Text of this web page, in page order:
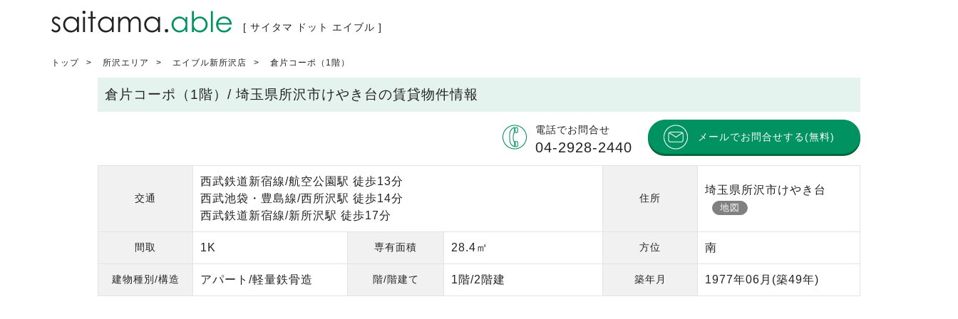
[ サイタマ ドット エイブル ]
トップ 所沢エリア エイブル新所沢店 倉片コーポ（1階）
倉片コーポ（1階）/ 埼玉県所沢市けやき台の賃貸物件情報
電話でお問合せ
04-2928-2440
メールでお問合せする(無料)
交通
西武鉄道新宿線/航空公園駅 徒歩13分
西武池袋・豊島線/西所沢駅 徒歩14分
西武鉄道新宿線/新所沢駅 徒歩17分
住所
埼玉県所沢市けやき台
地図
間取 1K 専有面積 28.4㎡ 方位 南
建物種別/構造 アパート/軽量鉄骨造 階/階建て 1階/2階建 築年月 1977年06月 (築49年)